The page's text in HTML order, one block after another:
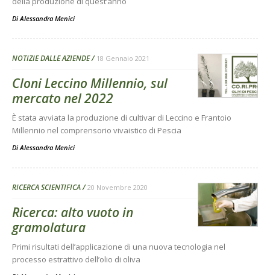
DiAlessandra Menici
NOTIZIE DALLE AZIENDE 18 Gennaio 2021
Cloni Leccino Millennio, sul
mercato nel 2022
È stata avviata la produzione di cultivar di Leccino e Frantoio
Millennio nel comprensorio vivaistico di Pescia
DiAlessandra Menici
RICERCA SCIENTIFICA 20 Novembre 2020
Ricerca: alto vuoto in
gramolatura
Primi risultati dell’applicazione di una nuova tecnologia nel
processo estrattivo dell’olio di oliva